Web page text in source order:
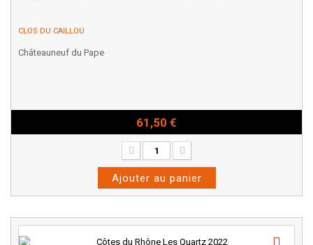
CLOS DU CAILLOU
Châteauneuf du Pape
61,50 €
Ajouter au panier